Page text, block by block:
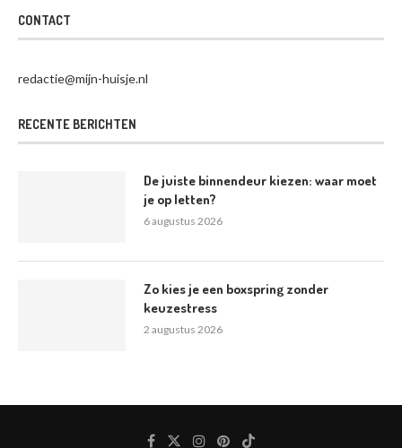
CONTACT
redactie@mijn-huisje.nl
RECENTE BERICHTEN
De juiste binnendeur kiezen: waar moet
je op letten?
6 augustus 2026
Zo kies je een boxspring zonder
keuzestress
2 augustus 2026